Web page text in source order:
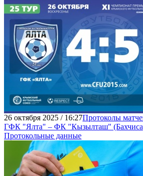
26 октября 2025 / 16:27Протоколы
ГФК "Ялта" – ФК "Кызылташ"
Протокольные данные